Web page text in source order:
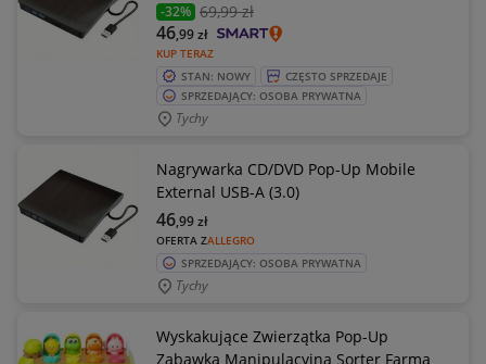
-32% 69,99 zł
KUP TERAZ
46,99zł
STAN: NOWY
CZĘSTO SPRZEDAJE
SPRZEDAJĄCY: OSOBA PRYWATNA
Tychy
Nagrywarka CD/DVD Pop-Up Mobile
External USB-A (3.0)
OFERTA ZALLEGRO
46,99zł
SPRZEDAJĄCY: OSOBA PRYWATNA
Tychy
Wyskakujące Zwierzątka Pop-Up
Zabawka Manipulacyjna Sorter Farma